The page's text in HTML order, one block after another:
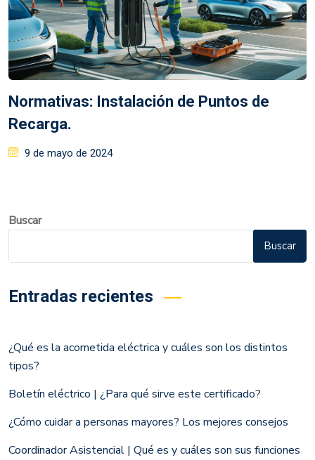
Normativas: Instalación de Puntos de
Recarga.
9 de mayo de 2024
Buscar
Buscar
Entradas recientes
¿Qué es la acometida eléctrica y cuáles son los distintos
tipos?
Boletín eléctrico | ¿Para qué sirve este certificado?
¿Cómo cuidar a personas mayores? Los mejores consejos
Coordinador Asistencial | Qué es y cuáles son sus funciones